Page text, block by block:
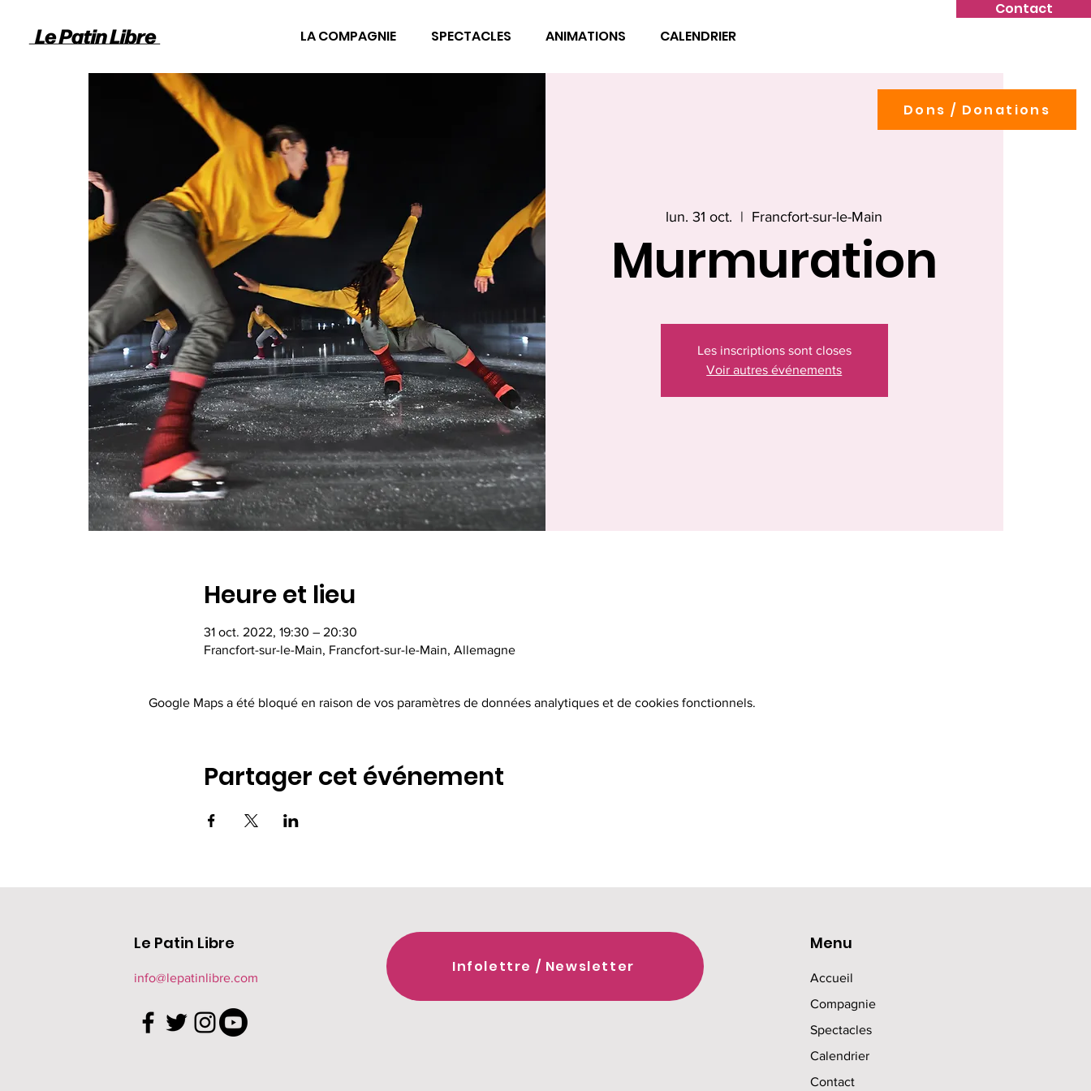
Dons / Donations
LA COMPAGNIE SPECTACLES ANIMATIONS CALENDRIER
Contact
lun. 31 oct.
  |
Francfort-sur-le-Main
Murmuration
Les inscriptions sont closes
Voir autres événements
Heure et lieu
31 oct. 2022, 19:30 – 20:30
Francfort-sur-le-Main, Francfort-sur-le-Main, Allemagne
Google Maps a été bloqué en raison de vos paramètres de données analytiques et de cookies fonctionnels.
Partager cet événement
Le Patin Libre
info@lepatinlibre.com
Infolettre / Newsletter
Menu
Accueil
Compagnie
Spectacles
Calendrier
Contact